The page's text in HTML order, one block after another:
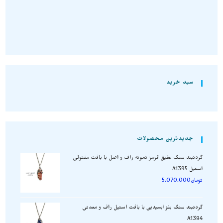
سبد خرید
جدیدترین محصولات
گردنبند سنگ عقیق قرمز نمونه راف و اصل با بافت مفتولی
استیل A1395
تومان5.070.000
گردنبند سنگ بلو ابسیدین با بافت استیل راف و معدنی
A1394